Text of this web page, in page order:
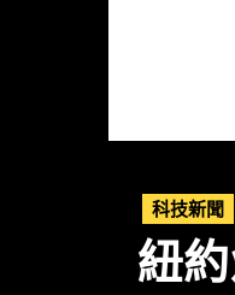
科技新聞
紐